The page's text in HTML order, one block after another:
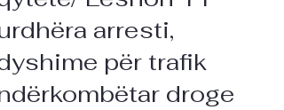
arresti,
për trafik
droge